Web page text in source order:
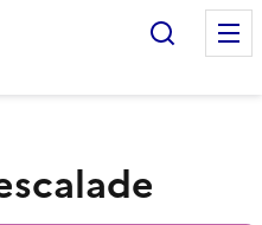
objets & déchets